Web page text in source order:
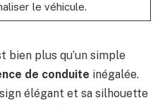
le véhicule.
bien plus qu’un simple
de conduite inégalée.
élégant et sa silhouette